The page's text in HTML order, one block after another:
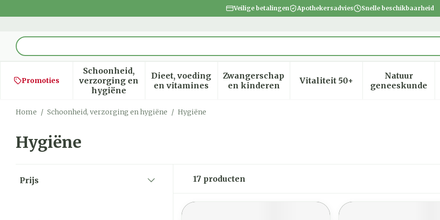
Veilige betalingen Apothekersadvies Snelle beschikbaarheid
Product, merk, categorie...
Promoties
Schoonheid,
verzorging en
hygiëne
Toon submenu voor Schoonheid, verzorging en hygiëne categorie
Dieet, voeding
en vitaminesToon submenu voor Dieet, voeding en vitamines categorie
Zwangerschap
en kinderenToon submenu voor Zwangerschap en
Vitaliteit 50+Toon submenu voor
Natuur
geneeskunde
Toon
Home / Schoonheid, verzorging en hygiëne / Hygiëne
Hygiëne
Prijs
17 producten